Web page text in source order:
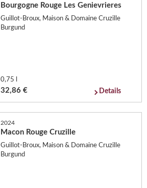
Bourgogne Rouge Les Genievrieres
Guillot-Broux, Maison & Domaine Cruzille
Burgund
0,75 l
32,86 € Details
2024
Macon Rouge Cruzille
Guillot-Broux, Maison & Domaine Cruzille
Burgund